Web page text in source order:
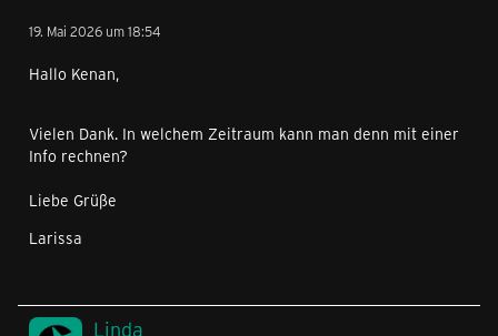
19. Mai 2026 um 18:54
Hallo Kenan,
Vielen Dank. In welchem Zeitraum kann man denn mit einer
Info rechnen?
Liebe Grüße
Larissa
Linda